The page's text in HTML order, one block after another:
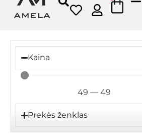
Kaina
49 —49
Prekės ženklas